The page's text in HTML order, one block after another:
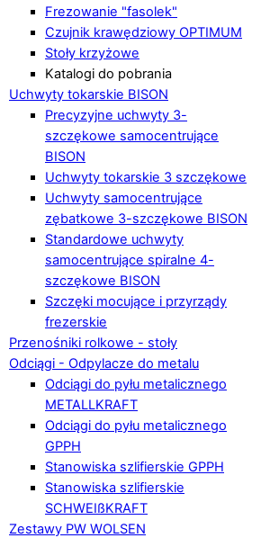
Frezowanie "fasolek"
Czujnik krawędziowy OPTIMUM
Stoły krzyżowe
Katalogi do pobrania
Uchwyty tokarskie BISON
Precyzyjne uchwyty 3-
szczękowe samocentrujące
BISON
Uchwyty tokarskie 3 szczękowe
Uchwyty samocentrujące
zębatkowe 3-szczękowe BISON
Standardowe uchwyty
samocentrujące spiralne 4-
szczękowe BISON
Szczęki mocujące i przyrządy
frezerskie
Przenośniki rolkowe - stoły
Odciągi - Odpylacze do metalu
Odciągi do pyłu metalicznego
METALLKRAFT
Odciągi do pyłu metalicznego
GPPH
Stanowiska szlifierskie GPPH
Stanowiska szlifierskie
SCHWEIßKRAFT
Zestawy PW WOLSEN